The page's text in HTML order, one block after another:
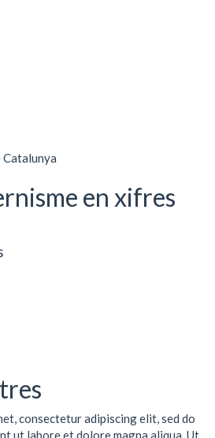
Catalunya
en xifres
consectetur adipiscing elit, sed do
ut labore et dolore magna aliqua. Ut